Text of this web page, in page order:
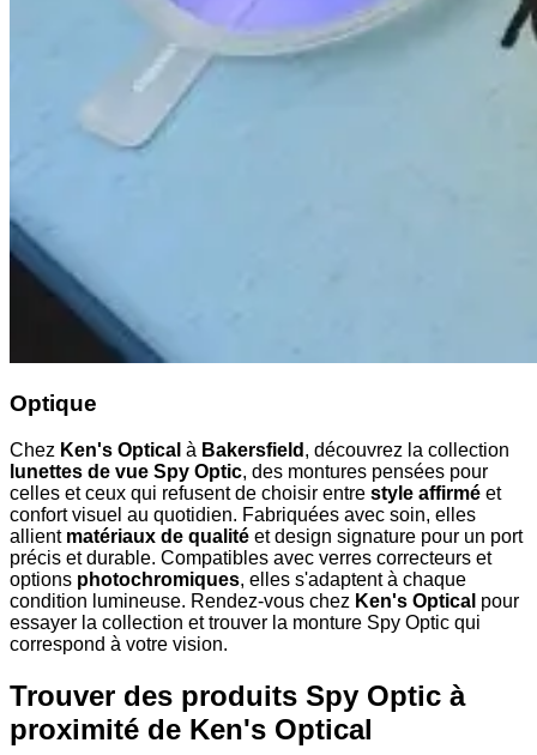
Optique
Chez Ken's Optical à Bakersfield , découvrez la collection
lunettes de vue Spy Optic, des montures pensées pour
celles et ceux qui refusent de choisir entre style affirmé et
confort visuel au quotidien. Fabriquées avec soin, elles
allient matériaux de qualité et design signature pour un port
précis et durable. Compatibles avec verres correcteurs et
options photochromiques, elles s'adaptent à chaque
condition lumineuse. Rendez-vous chez Ken's Optical pour
essayer la collection et trouver la monture Spy Optic qui
correspond à votre vision.
Trouver des produits Spy Optic à
proximité de Ken's Optical